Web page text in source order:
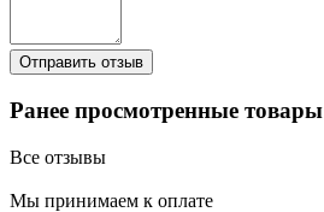
Ранее просмотренные товары
Все отзывы
Мы принимаем к оплате